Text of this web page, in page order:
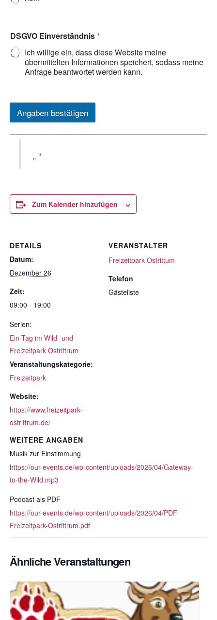
DSGVO Einverständnis*
Ich willige ein, dass diese Website meine
übermittelten Informationen speichert, sodass meine
Anfrage beantwortet werden kann.
Angaben bestätigen
Zum Kalender hinzufügen
DETAILS
Datum:
Dezember 26
Zeit:
09:00 - 19:00
Serien:
Ein Tag im Wild- und
Freizeitpark Ostrittrum
Veranstaltungskategorie:
Freizeitpark
Website:
https://www.freizeitpark-
ostrittrum.de/
VERANSTALTER
Freizeitpark Ostrittum
Telefon
Gästeliste
WEITERE ANGABEN
Musik zur Einstimmung
https://our-events.de/wp-content/uploads/2026/04/Gateway-
to-the-Wild.mp3
Podcast als PDF
https://our-events.de/wp-content/uploads/2026/04/PDF-
Freizeitpark-Ostrittrum.pdf
Ähnliche Veranstaltungen